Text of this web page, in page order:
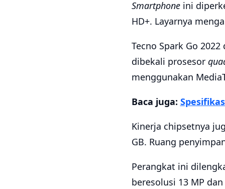
Smartphoneini
HD+. Layarnya
Tecno Spark Go
dibekali prosesor
menggunakan
Baca juga:
Kinerja chipsetnya
GB. Ruang
Perangkat ini
beresolusi 13 MP